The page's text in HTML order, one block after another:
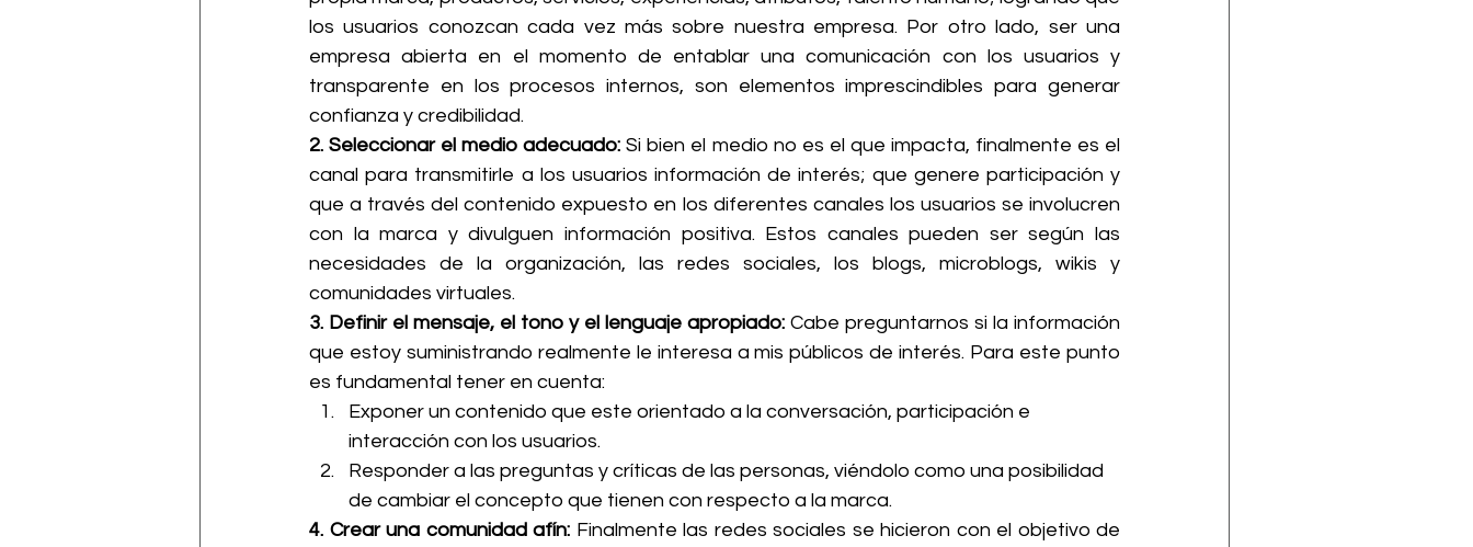
los usuarios conozcan cada vez más sobre nuestra empresa. Por otro lado, ser una
empresa abierta en el momento de entablar una comunicación con los usuarios y
transparente en los procesos internos, son elementos imprescindibles para generar
confianza y credibilidad.
2. Seleccionar el medio adecuado: Si bien el medio no es el que impacta, finalmente es el
canal para transmitirle a los usuarios información de interés; que genere participación y
que a través del contenido expuesto en los diferentes canales los usuarios se involucren
con la marca y divulguen información positiva. Estos canales pueden ser según las
necesidades de la organización, las redes sociales, los blogs, microblogs, wikis y
comunidades virtuales.
3. Definir el mensaje, el tono y el lenguaje apropiado: Cabe preguntarnos si la información
que estoy suministrando realmente le interesa a mis públicos de interés. Para este punto
es fundamental tener en cuenta:
Exponer un contenido que este orientado a la conversación, participación e
interacción con los usuarios.
Responder a las preguntas y críticas de las personas, viéndolo como una posibilidad
de cambiar el concepto que tienen con respecto a la marca.
4. Crear una comunidad afín: Finalmente las redes sociales se hicieron con el objetivo de